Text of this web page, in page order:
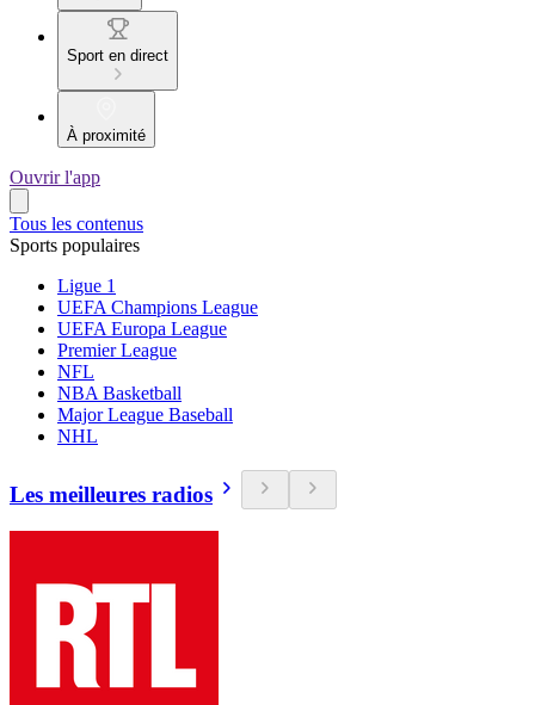
Sport en direct
À proximité
Ouvrir l'app
Tous les contenus
Sports populaires
Ligue 1
UEFA Champions League
UEFA Europa League
Premier League
NFL
NBA Basketball
Major League Baseball
NHL
Les meilleures radios